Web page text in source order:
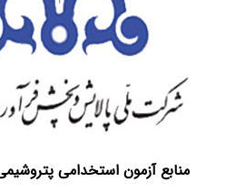
منابع آزمون استخدامی